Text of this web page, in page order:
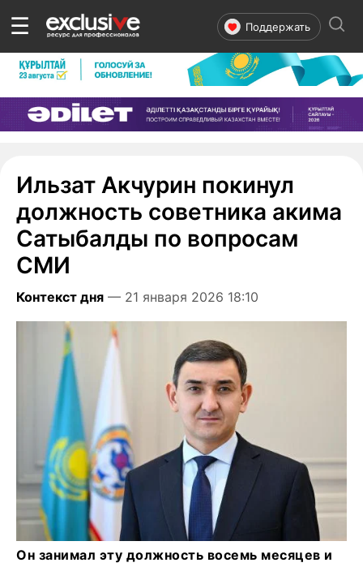
☰ Поддержать
Ильзат Акчурин покинул
должность советника акима
Сатыбалды по вопросам
СМИ
Контекст дня — 21 января 2026 18:10
Он занимал эту должность восемь месяцев и